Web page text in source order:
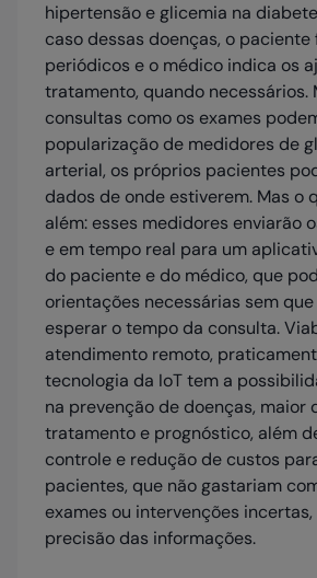
hipertensão e glicemia na
caso dessas doenças, o paciente
periódicos e o médico indica os
tratamento, quando necessários.
consultas como os exames
popularização de medidores de
arterial, os próprios pacientes
dados de onde estiverem. Mas o
além: esses medidores enviarão
e em tempo real para um
do paciente e do médico, que
orientações necessárias sem
esperar o tempo da consulta.
atendimento remoto,
tecnologia da IoT tem a
na prevenção de doenças, maior
tratamento e prognóstico, além
controle e redução de custos
pacientes, que não gastariam
exames ou intervenções
precisão das informações.